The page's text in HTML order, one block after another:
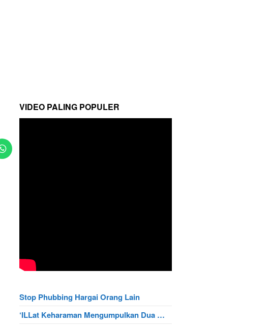
VIDEO PALING POPULER
Stop Phubbing Hargai Orang Lain
‘ILLat Keharaman Mengumpulkan Dua …